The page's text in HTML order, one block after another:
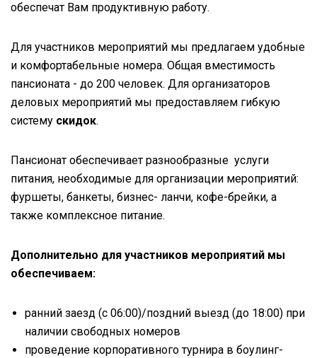
обеспечат Вам продуктивную работу.
Для участников мероприятий мы предлагаем удобные
и комфортабельные номера. Общая вместимость
пансионата - до 200 человек. Для организаторов
деловых мероприятий мы предоставляем гибкую
систему скидок.
Пансионат обеспечивает разнообразные услуги
питания, необходимые для организации мероприятий:
фуршеты, банкеты, бизнес- ланчи, кофе-брейки, а
также комплексное питание.
Дополнительно для участников мероприятий мы
обеспечиваем:
ранний заезд (с 06:00)/поздний выезд (до 18:00) при
наличии свободных номеров
проведение корпоративного турнира в боулинг-